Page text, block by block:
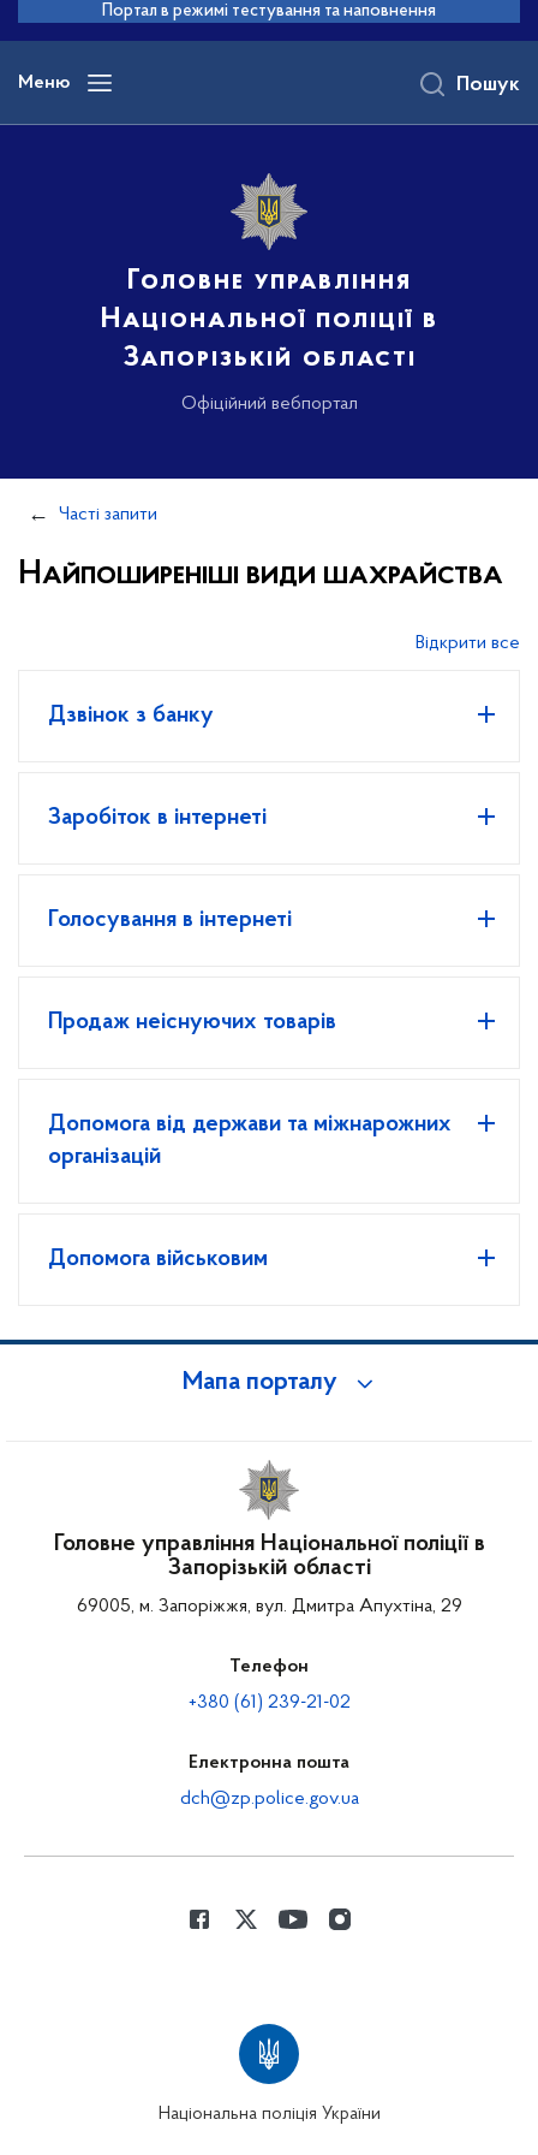
основного
вмісту
Портал в режимі тестування та наповнення
Меню
Головне управління
Національної поліції в
Запорізькій області
Офіційний вебпортал
Пошук
Часті запити
Найпоширеніші види шахрайства
Відкрити все
Дзвінок з банку
Заробіток в інтернеті
Голосування в інтернеті
Продаж неіснуючих товарів
Допомога від держави та міжнарожних
організацій
Допомога військовим
Мапа порталу
Головне управління Національної поліції в
Запорізькій області
69005, м. Запоріжжя, вул. Дмитра Апухтіна, 29
Телефон
+380 (61) 239-21-02
Електронна пошта
dch@zp.police.gov.ua
Національна поліція України